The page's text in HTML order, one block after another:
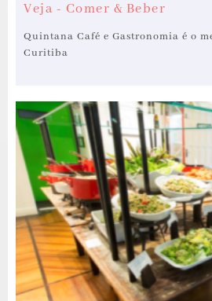
Veja - Comer & Beber
Quintana Café e Gastronomia é o
Curitiba